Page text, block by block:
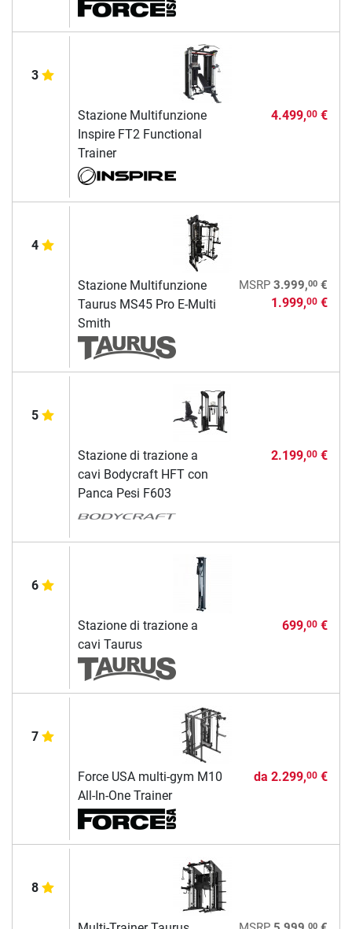
3
Stazione Multifunzione
Inspire FT2 Functional
Trainer
4.499,00€
4
Stazione Multifunzione
Taurus MS45 Pro E-Multi
Smith
MSRP 3.999,00€
1.999,00€
5
Stazione di trazione a
cavi Bodycraft HFT con
Panca Pesi F603
2.199,00€
6
Stazione di trazione a
cavi Taurus
699,00€
7
Force USA multi-gym M10
All-In-One Trainer
da 2.299,00€
8
00